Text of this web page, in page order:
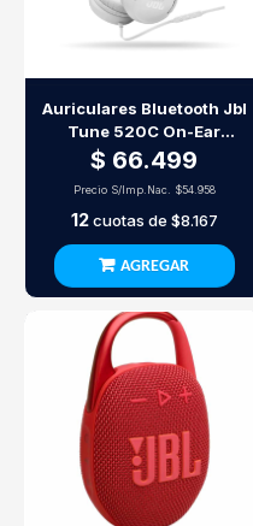
Auriculares Bluetooth Jbl
Tune 520C On-Ear
Inalámbricos Blanco
$ 66.499
Precio S/Imp.Nac. $54.958
12cuotas de $8.167
AGREGAR